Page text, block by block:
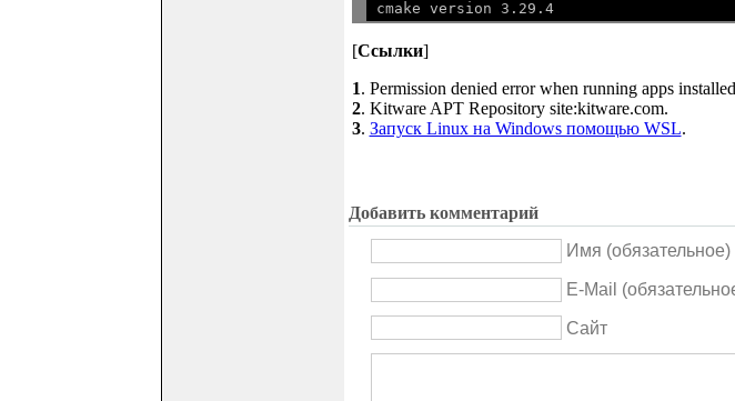
cmake version 3.29.4
[Ссылки]
1. Permission denied error when running apps
2. Kitware APT Repository site:kitware.com.
3. Запуск Linux на Windows помощью WSL.
Добавить комментарий
Имя (обязательное)
E-Mail
Сайт